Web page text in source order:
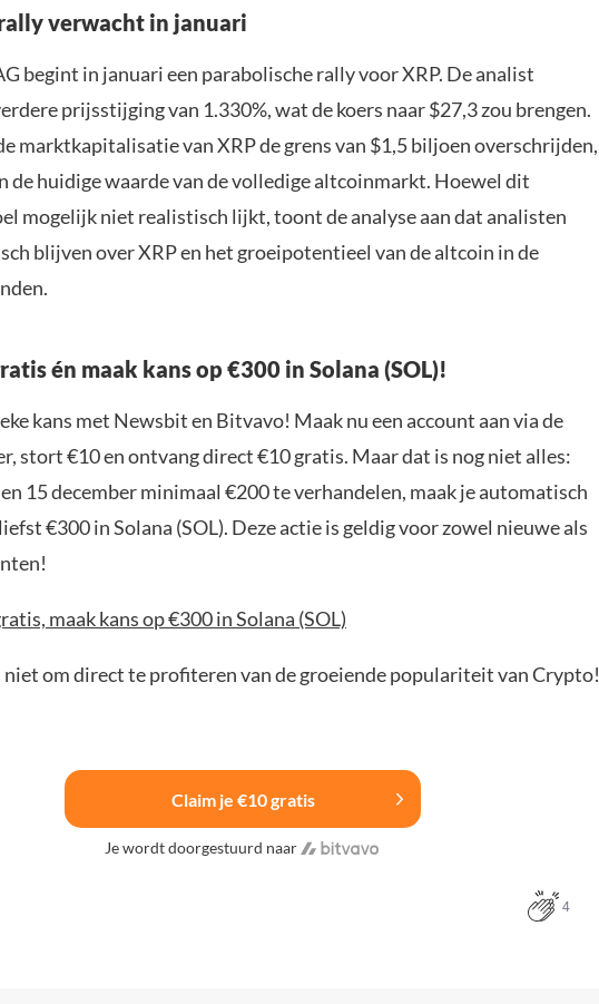
verwacht in januari
begint in januari een parabolische rally voor XRP. De analist
prijsstijging van 1.330%, wat de koers naar $27,3 zou brengen.
marktkapitalisatie van XRP de grens van $1,5 biljoen overschrijden,
de huidige waarde van de volledige altcoinmarkt. Hoewel dit
mogelijk niet realistisch lijkt, toont de analyse aan dat analisten
blijven over XRP en het groeipotentieel van de altcoin in de
én maak kans op €300 in Solana (SOL)!
kans met Newsbit en Bitvavo! Maak nu een account aan via de
stort €10 en ontvang direct €10 gratis. Maar dat is nog niet alles:
15 december minimaal €200 te verhandelen, maak je automatisch
€300 in Solana (SOL). Deze actie is geldig voor zowel nieuwe als
maak kans op €300 in Solana (SOL)
niet om direct te profiteren van de groeiende populariteit van Crypto!
Claim je €10 gratis
Je wordt doorgestuurd naar
4